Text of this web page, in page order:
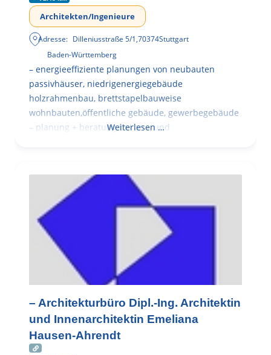
Architekten/Ingenieure
Adresse: Dilleniusstraße 5/1,70374Stuttgart
Baden-Württemberg
– energieeffiziente planungen von neubauten
passivhäuser, niedrigenergiegebäude
holzrahmenbau, brettstapelbauweise
wohnbauten,öffentliche gebäude, gewerbegebäude
– planung + beratung bei an – und
Weiterlesen …
– Architekturbüro Dipl.-Ing. Architektin
und Innenarchitektin Emeliana
Hausen-Ahrendt